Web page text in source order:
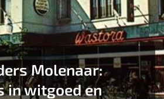
Molenaar:
in witgoed en